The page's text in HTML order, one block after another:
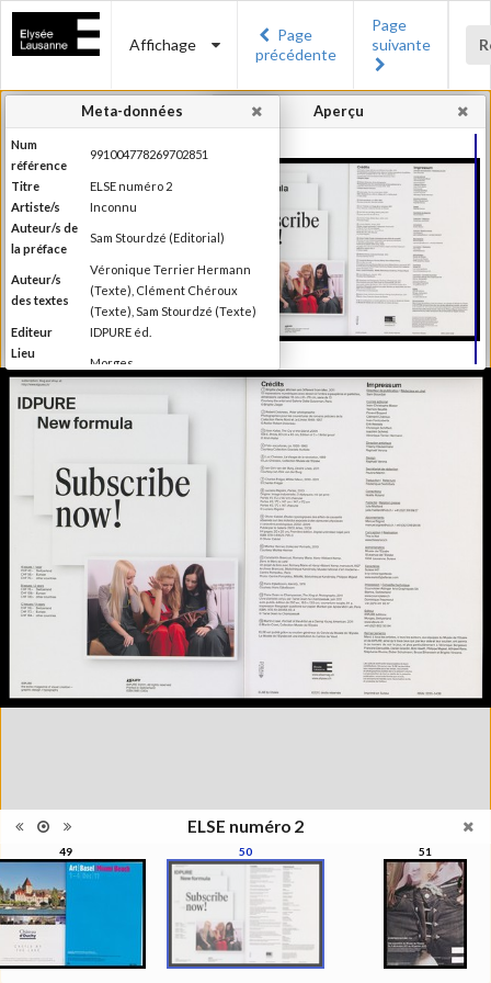
Affichage
Page
précédente
Page
suivante
ELSE numéro 2
49 50 51
Aperçu
Meta-données
Num
référence
991004778269702851
Titre
ELSE numéro 2
Artiste/s
Inconnu
Auteur/s de
la préface
Sam Stourdzé (Editorial)
Auteur/s
des textes
Véronique Terrier Hermann
(Texte), Clément Chéroux
(Texte), Sam Stourdzé (Texte)
Editeur
IDPURE éd.
Lieu
d'édition
Morges
Date
d'édition
Information
étant un magazine de "l'autre"
photographie, la photographie
qui ne s'appréhende pas
mais se manisfeste en séries,
en collections, regroupées par
le regard du photographe, de
l'artiste, du critique, du
commissaire, du collectionneur
Revues, Journaux
Type de
reliure
Broché
Format
29 x 22 cm
Langues
Ensemble
ISBN/ISSN
ISBN 22350439